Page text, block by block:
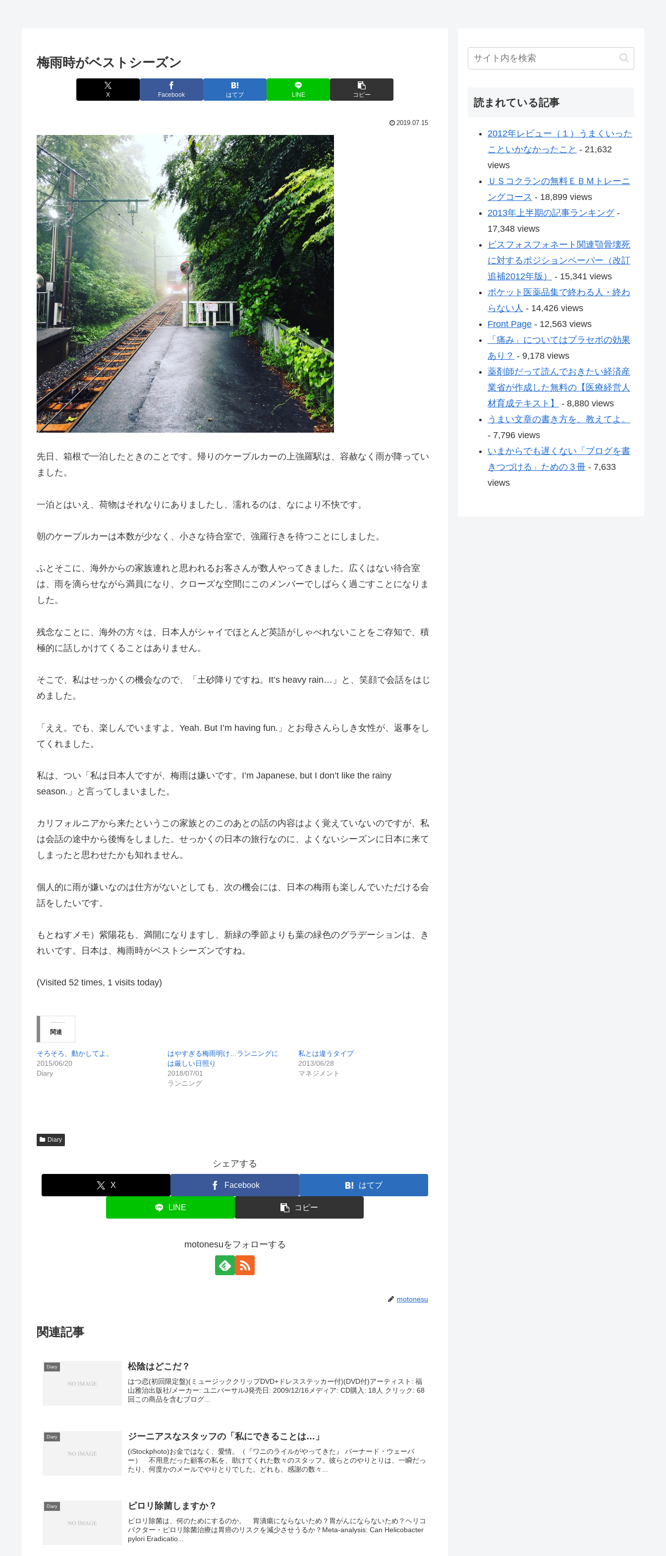
梅雨時がベストシーズン
X Facebook はてブ LINE コピー
2019.07.15
先日、箱根で一泊したときのことです。帰りのケープルカーの上強羅駅は、容赦なく雨が降ってい
ました。
一泊とはいえ、荷物はそれなりにありましたし、濡れるのは、なにより不快です。
朝のケープルカーは本数が少なく、小さな待合室で、強羅行きを待つことにしました。
ふとそこに、海外からの家族連れと思われるお客さんが数人やってきました。広くはない待合室
は、雨を滴らせながら満員になり、クローズな空間にこのメンバーでしばらく過ごすことになりま
した。
残念なことに、海外の方々は、日本人がシャイでほとんど英語がしゃべれないことをご存知で、積
極的に話しかけてくることはありません。
そこで、私はせっかくの機会なので、「土砂降りですね。It’s heavy rain…」と、笑顔で会話をはじ
めました。
「ええ。でも、楽しんでいますよ。Yeah. But I’m having fun.」とお母さんらしき女性が、返事をし
てくれました。
私は、つい「私は日本人ですが、梅雨は嫌いです。I’m Japanese, but I don’t like the rainy
season.」と言ってしまいました。
カリフォルニアから来たというこの家族とのこのあとの話の内容はよく覚えていないのですが、私
は会話の途中から後悔をしました。せっかくの日本の旅行なのに、よくないシーズンに日本に来て
しまったと思わせたかも知れません。
個人的に雨が嫌いなのは仕方がないとしても、次の機会には、日本の梅雨も楽しんでいただける会
話をしたいです。
もとねすメモ）紫陽花も、満開になりますし、新緑の季節よりも葉の緑色のグラデーションは、き
れいです。日本は、梅雨時がベストシーズンですね。
(Visited 52 times, 1 visits today)
関連
そろそろ、動かしてよ。
2015/06/20
Diary
はやすぎる梅雨明け…ランニングに
は厳しい日照り
2018/07/01
ランニング
私とは違うタイプ
2013/06/28
マネジメント
Diary
シェアする
X Facebook はてブ
LINE コピー
motonesuをフォローする
motonesu
関連記事
Diary 松陰はどこだ？
はつ恋(初回限定盤)(ミュージッククリップDVD+ドレスステッカー付)(DVD付)アーティスト: 福
山雅治出版社/メーカー: ユニバーサルJ発売日: 2009/12/16メディア: CD購入: 18人 クリック: 68
回この商品を含むブログ...
Diary ジーニアスなスタッフの「私にできることは…」
(iStockphoto)お金ではなく、愛情。（『ワニのライルがやってきた』 バーナード・ウェーバ
ー） 不用意だった顧客の私を、助けてくれた数々のスタッフ。彼らとのやりとりは、一瞬だっ
たり、何度かのメールでやりとりでした。どれも、感謝の数々...
Diary ピロリ除菌しますか？
ピロリ除菌は、何のためにするのか。 胃潰瘍にならないため？胃がんにならないため？ヘリコ
バクター・ピロリ除菌治療は胃癌のリスクを減少させうるか？Meta-analysis: Can Helicobacter
pylori Eradicatio...
読まれている記事
2012年レビュー（１）うまくいった
こといかなかったこと - 21,632
views
ＵＳコクランの無料ＥＢＭトレーニ
ングコース - 18,899 views
2013年上半期の記事ランキング-
17,348 views
ビスフォスフォネート関連顎骨壊死
に対するポジションペーパー（改訂
追補2012年版）
- 15,341 views
ポケット医薬品集で終わる人・終わ
らない人 - 14,426 views
Front Page - 12,563 views
「痛み」についてはプラセボの効果
あり？ - 9,178 views
薬剤師だって読んでおきたい経済産
業省が作成した無料の【医療経営人
材育成テキスト】
- 8,880 views
うまい文章の書き方を、教えてよ。
- 7,796 views
いまからでも遅くない「ブログを書
きつづける」ための３冊 - 7,633
views